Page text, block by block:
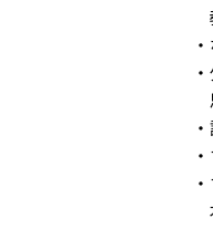
教
・
・
思
・
・
・
本